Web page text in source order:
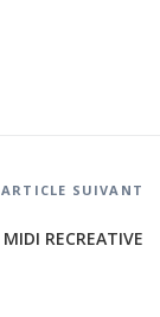
ARTICLE SUIVANT
MIDI RECREATIVE